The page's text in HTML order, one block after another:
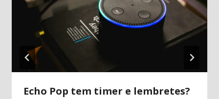
Echo Pop tem timer e lembretes?